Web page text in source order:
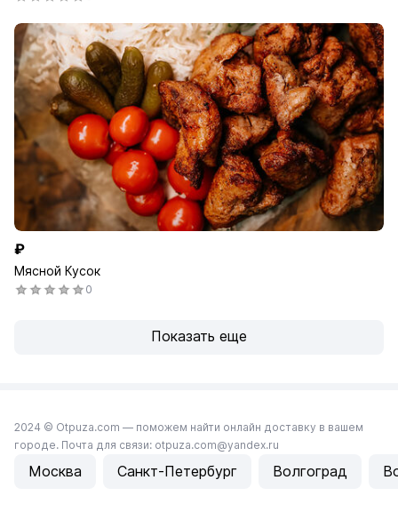
₽
Мясной Кусок
0
Показать еще
2024 © Otpuza.com — поможем найти онлайн доставку в вашем
городе. Почта для связи: otpuza.com@yandex.ru
Москва Санкт-Петербург Волгоград